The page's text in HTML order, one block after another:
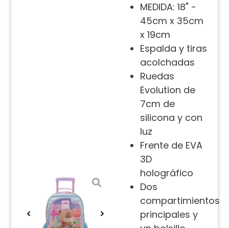
MEDIDA: 18" -
45cm x 35cm
x 19cm
Espalda y tiras
acolchadas
Ruedas
Evolution de
7cm de
silicona y con
luz
Frente de EVA
3D
holográfico
Dos
compartimientos
principales y